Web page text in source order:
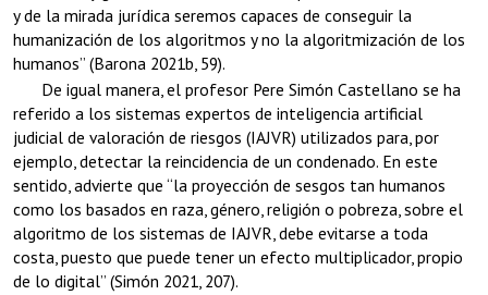
y de la mirada jurídica seremos capaces de conseguir la
humanización de los algoritmos y no la algoritmización de los
humanos” (Barona 2021b, 59).
De igual manera, el profesor Pere Simón Castellano se ha
referido a los sistemas expertos de inteligencia artificial
judicial de valoración de riesgos (IAJVR) utilizados para, por
ejemplo, detectar la reincidencia de un condenado. En este
sentido, advierte que “la proyección de sesgos tan humanos
como los basados en raza, género, religión o pobreza, sobre el
algoritmo de los sistemas de IAJVR, debe evitarse a toda
costa, puesto que puede tener un efecto multiplicador, propio
de lo digital” (Simón 2021, 207).